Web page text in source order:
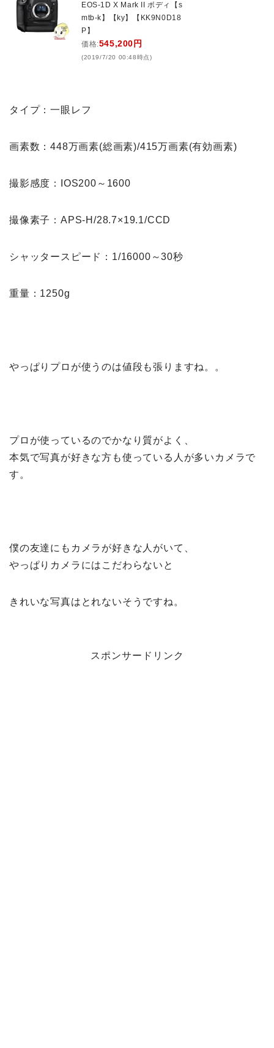
EOS-1D X Mark II ボディ【s
mtb-k】【ky】【KK9N0D18
P】
価格:545,200円
(2019/7/20 00:48時点)
タイプ：一眼レフ
画素数：448万画素(総画素)/415万画素(有効画素)
撮影感度：IOS200～1600
撮像素子：APS-H/28.7×19.1/CCD
シャッタースピード：1/16000～30秒
重量：1250g
やっぱりプロが使うのは値段も張りますね。。
プロが使っているのでかなり質がよく、
本気で写真が好きな方も使っている人が多いカメラで
す。
僕の友達にもカメラが好きな人がいて、
やっぱりカメラにはこだわらないと
きれいな写真はとれないそうですね。
スポンサードリンク